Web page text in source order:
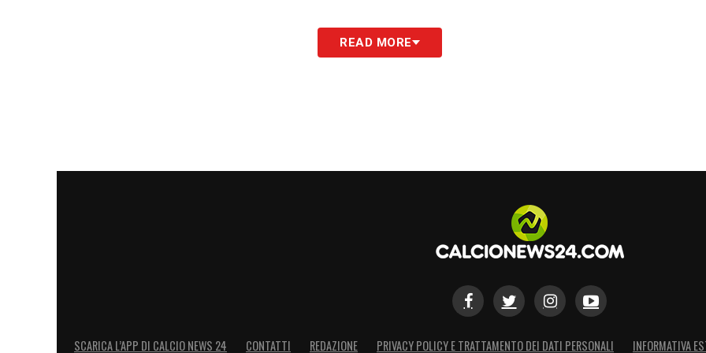
READ MORE
SCARICA L’APP DI CALCIO NEWS 24 CONTATTI REDAZIONE PRIVACY POLICY E TRATTAMENTO DEI DATI PERSONALI INFORMATIVA